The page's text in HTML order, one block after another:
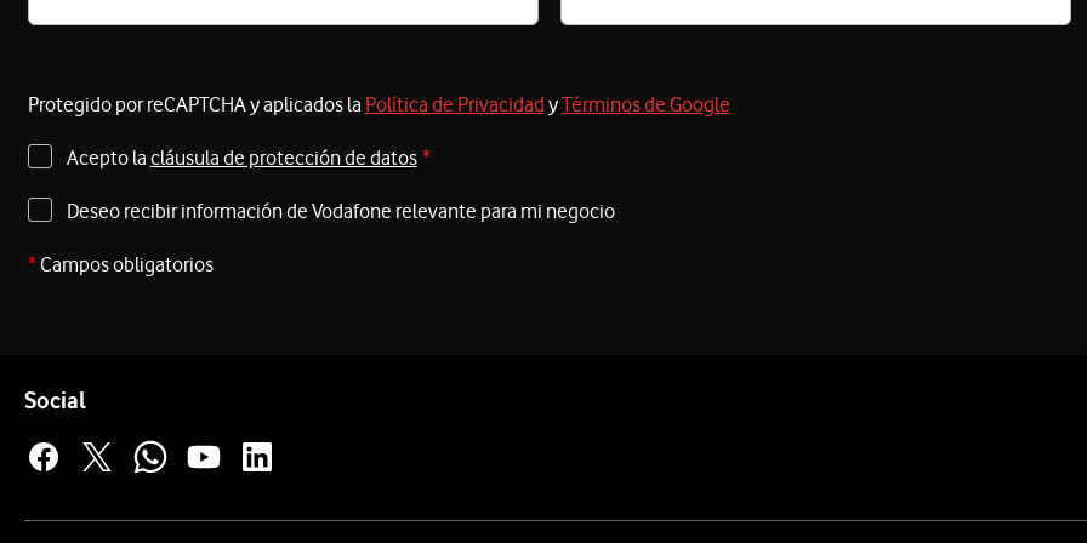
Protegido por reCAPTCHA y aplicados la Política de Privacidad yTérminos de Google
Acepto la cláusula de protección de datos *
Deseo recibir información de Vodafone relevante para mi negocio
*Campos obligatorios
SocialEnlaces a las redes sociales de Vodafone